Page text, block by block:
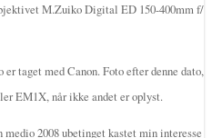
M.Zuiko Digital ED 150-400mm f/4,5
taget med Canon. Foto efter denne dato, er
EM1X, når ikke andet er oplyst.
2008 ubetinget kastet min interesse på